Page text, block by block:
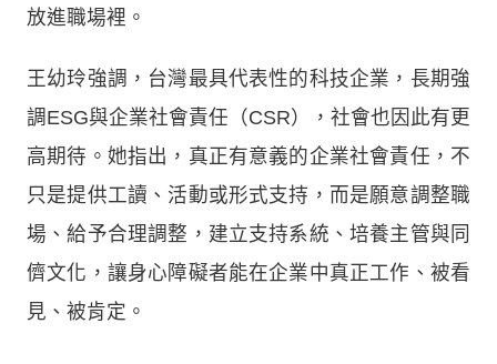
放進職場裡。
王幼玲強調，台灣最具代表性的科技企業，長期強
調ESG與企業社會責任（CSR），社會也因此有更
高期待。她指出，真正有意義的企業社會責任，不
只是提供工讀、活動或形式支持，而是願意調整職
場、給予合理調整，建立支持系統、培養主管與同
儕文化，讓身心障礙者能在企業中真正工作、被看
見、被肯定。